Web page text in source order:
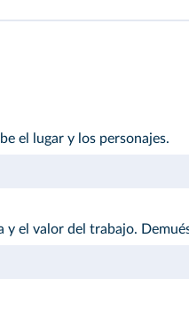
el lugar y los personajes.
y el valor del trabajo.